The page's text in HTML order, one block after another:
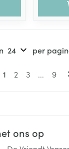
Pagina's
U lees momenteel
1 Pagina
2 Pagina
3 ... 9
per
ons op